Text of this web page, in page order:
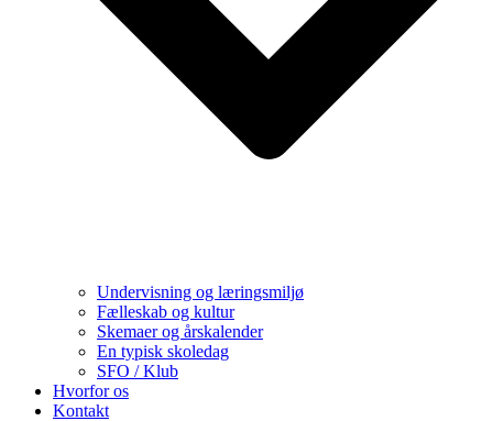
Undervisning og læringsmiljø
Fælleskab og kultur
Skemaer og årskalender
En typisk skoledag
SFO / Klub
Hvorfor os
Kontakt